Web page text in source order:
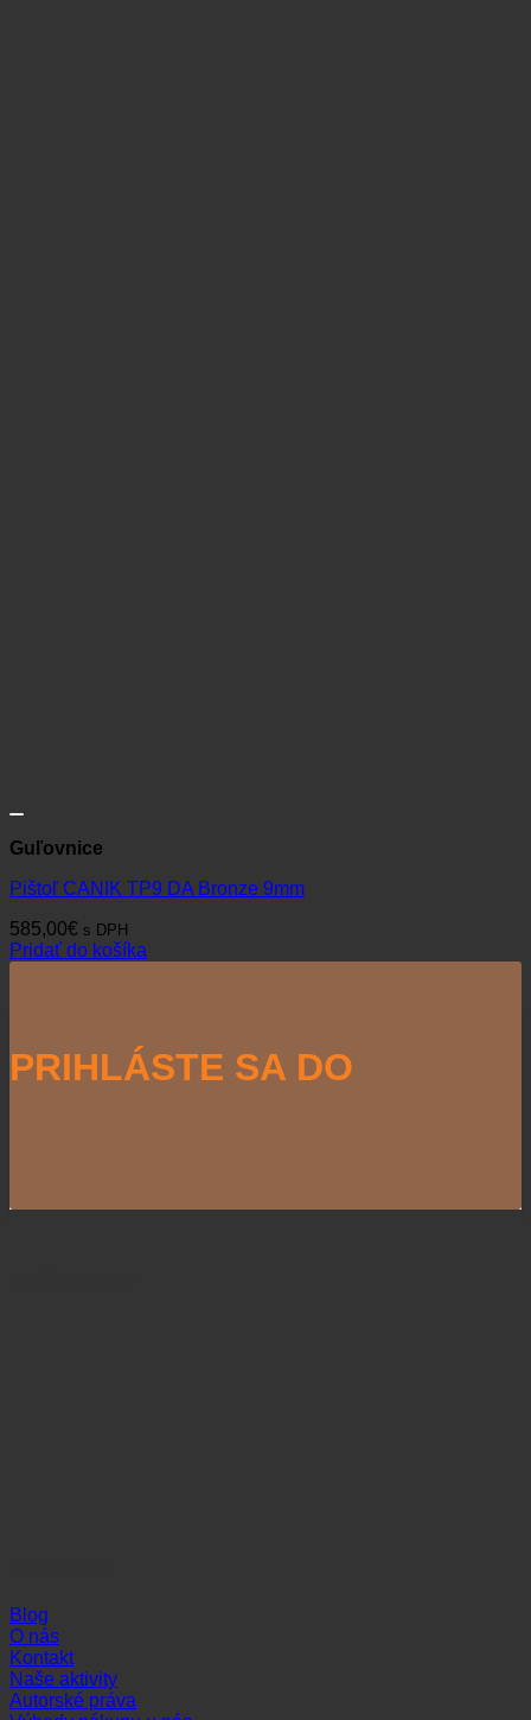
Guľovnice
Pištoľ CANIK TP9 DA Bronze 9mm
585,00€ s DPH
Pridať do košíka
PRIHLÁSTE SA DO
Blog
O nás
Kontakt
Naše aktivity
Autorské práva